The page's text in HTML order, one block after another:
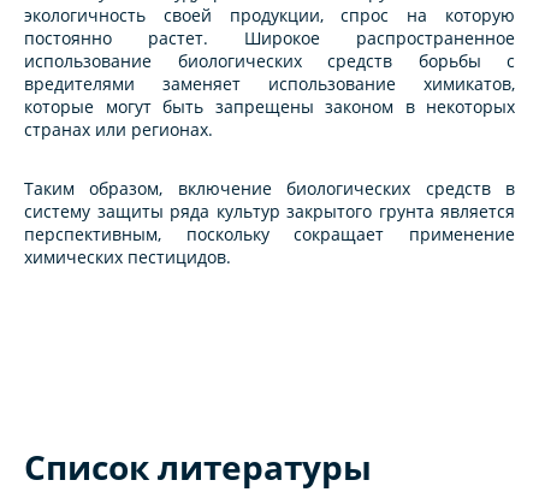
экологичность своей продукции, спрос на которую
постоянно растет. Широкое распространенное
использование биологических средств борьбы с
вредителями заменяет использование химикатов,
которые могут быть запрещены законом в некоторых
странах или регионах.
Таким образом, включение биологических средств в
систему защиты ряда культур закрытого грунта является
перспективным, поскольку сокращает применение
химических пестицидов.
Список литературы